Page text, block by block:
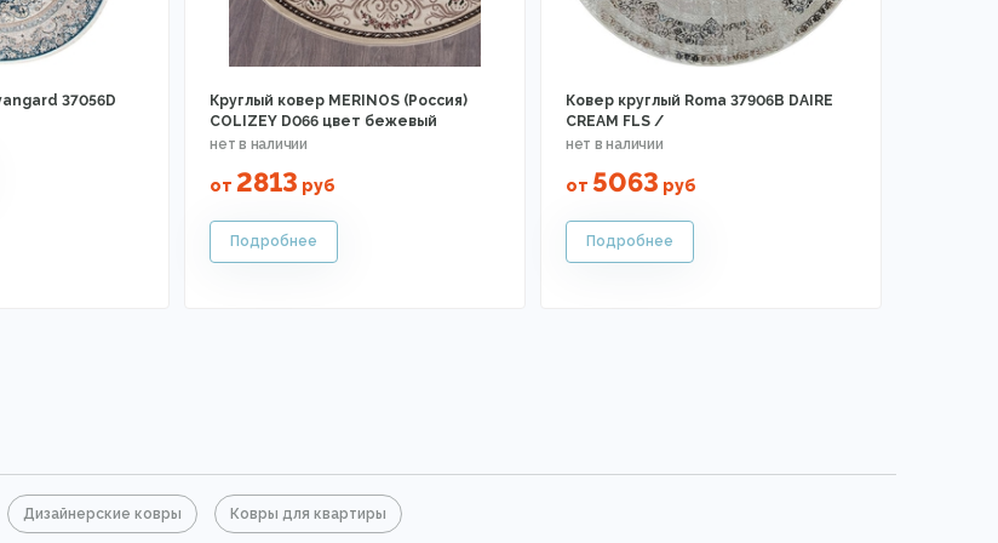
37056D
Круглый ковер MERINOS (Россия)
COLIZEY D066 цвет бежевый
от 2813 руб
Ковер круглый Roma 37906B DAIRE
CREAM FLS /
от 5063 руб
Дизайнерские ковры Ковры для квартиры